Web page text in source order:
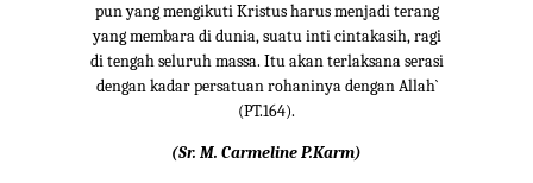
pun yang mengikuti Kristus harus menjadi terang
yang membara di dunia, suatu inti cintakasih, ragi
di tengah seluruh massa. Itu akan terlaksana serasi
dengan kadar persatuan rohaninya dengan Allah`
(PT.164).
(Sr. M. Carmeline P.Karm)